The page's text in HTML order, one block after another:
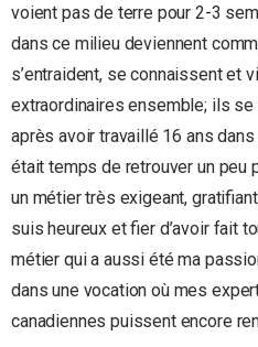
voient pas de terre pour 2-3
dans ce milieu deviennent
s’entraident, se connaissent et
extraordinaires ensemble; ils se
après avoir travaillé 16 ans
était temps de retrouver un peu
un métier très exigeant,
suis heureux et fier d’avoir fait
métier qui a aussi été ma
dans une vocation où mes
canadiennes puissent encore